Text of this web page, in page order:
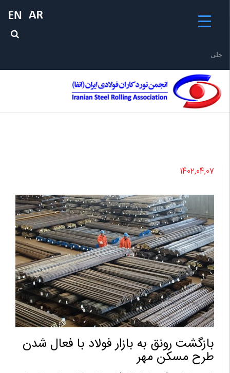
جلیقه ن
1402,04,07
بازگشت رونق به بازار فولاد با فعال شدن
طرح مسکن مهر